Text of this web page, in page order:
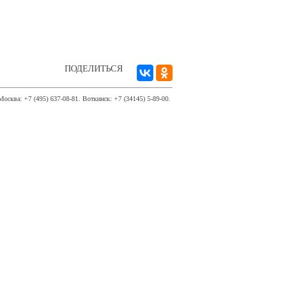
ПОДЕЛИТЬСЯ
+7 (495) 637-08-81. Воткинск: +7 (34145) 5-89-00.